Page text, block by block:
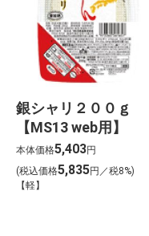
銀シャリ２００ｇ
【MS13 web用】
本体価格5,403円
(税込価格5,835円／税8%)
【軽】